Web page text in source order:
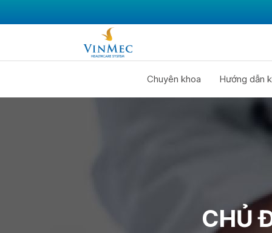
Chuyên khoa Hướng dẫn
CHỦ